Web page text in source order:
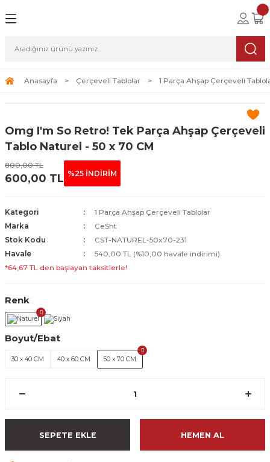
Tablolar
Tablolar
Sanat
Anasayfa Çerçeveli Tablolar 1 Parça Ahşap Çerçeveli
Omg I'm So Retro! Tek Parça Ahşap Çerçeveli
Tablo Naturel - 50 x 70 CM
800,00 TL
600,00 TL %25 İNDİRİM
Kategori
1 Parça Ahşap Çerçeveli Tablolar
Marka
CeSht
Stok Kodu
CST-NATUREL-50x70-231
Havale
540,00 TL (%10,00 havale indirimi)
*64,67 TL den başlayan taksitlerle!
Renk
Boyut/Ebat
30 x 40 CM 40 x 60 CM 50 x 70 CM
SEPETE EKLE HEMEN AL